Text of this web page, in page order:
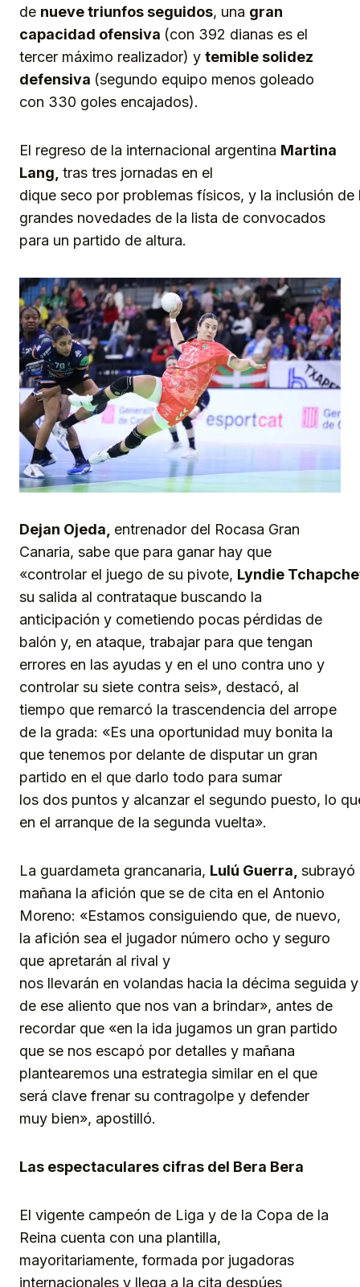
de nuevetriunfos seguidos, una gran
capacidad ofensiva (con 392 dianas es el
tercer máximo realizador) y temible solidez
defensiva (segundo equipo menos goleado
con 330 goles encajados).
El regreso de la internacional argentina Martina
Lang, tras tres jornadas en el
dique seco por problemas físicos, y la inclusión
grandes novedades de la lista de convocados
para un partido de altura.
Dejan Ojeda, entrenador del Rocasa Gran
Canaria, sabe que para ganar hay que
«controlar el juego de su pivote, Lyndie
su salida al contrataque buscando la
anticipación y cometiendo pocas pérdidas de
balón y, en ataque, trabajar para que tengan
errores en las ayudas y en el uno contra uno y
controlar su siete contra seis», destacó, al
tiempo que remarcó la trascendencia del arrope
de la grada: «Es una oportunidad muy bonita la
que tenemos por delante de disputar un gran
partido en el que darlo todo para sumar
los dos puntos y alcanzar el segundo puesto, lo
en el arranque de la segunda vuelta».
La guardameta grancanaria, Lulú Guerra, subrayó
mañana la afición que se de cita en el Antonio
Moreno: «Estamos consiguiendo que, de nuevo,
la afición sea el jugador número ocho y seguro
que apretarán al rival y
nos llevarán en volandas hacia la décima seguida
de ese aliento que nos van a brindar», antes de
recordar que «en la ida jugamos un gran partido
que se nos escapó por detalles y mañana
plantearemos una estrategia similar en el que
será clave frenar su contragolpe y defender
muy bien», apostilló.
Las espectaculares cifras del Bera Bera
El vigente campeón de Liga y de la Copa de la
Reina cuenta con una plantilla,
mayoritariamente, formada por jugadoras
internacionales y llega a la cita despúes